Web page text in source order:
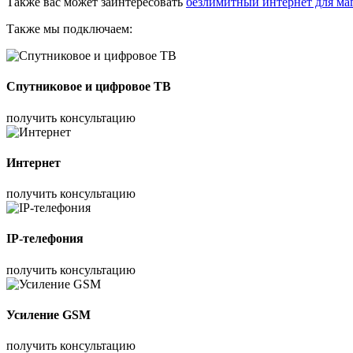
Также мы подключаем:
Спутниковое и цифровое ТВ
получить консультацию
Интернет
получить консультацию
IP-телефония
получить консультацию
Усиление GSM
получить консультацию